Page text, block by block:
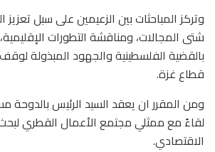
وتركز المباحثات بين الزعيمين على سبل تعزيز
شتى المجالات، ومناقشة التطورات
بالقضية الفلسطينية والجهود المبذولة
قطاع غزة.
ومن المقرر ان يعقد السيد الرئيس بالدوحة
لقاءً مع ممثلي مجتمع الأعمال القطري
الاقتصادي.